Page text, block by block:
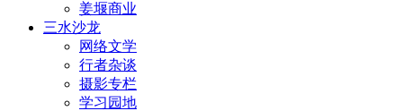
姜堰商业
三水沙龙
网络文学
行者杂谈
摄影专栏
学习园地